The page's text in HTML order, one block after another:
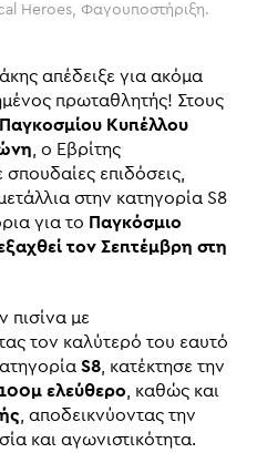
Heroes, Φαγουποστήριξη.
απέδειξε για ακόμα
πρωταθλητής! Στους
Παγκοσμίου Κυπέλλου
, ο Εβρίτης
επιδόσεις,
στην κατηγορία S8
για το Παγκόσμιο
τον Σεπτέμβρη στη
πισίνα με
τον καλύτερό του εαυτό
S8 , κατέκτησε την
ελεύθερο , καθώς και
, αποδεικνύοντας την
και αγωνιστικότητα.